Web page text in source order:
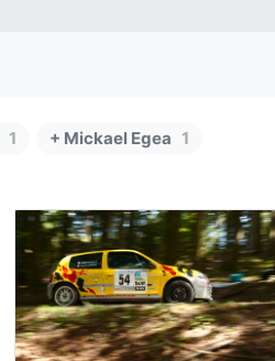
1 + Mickael Egea 1